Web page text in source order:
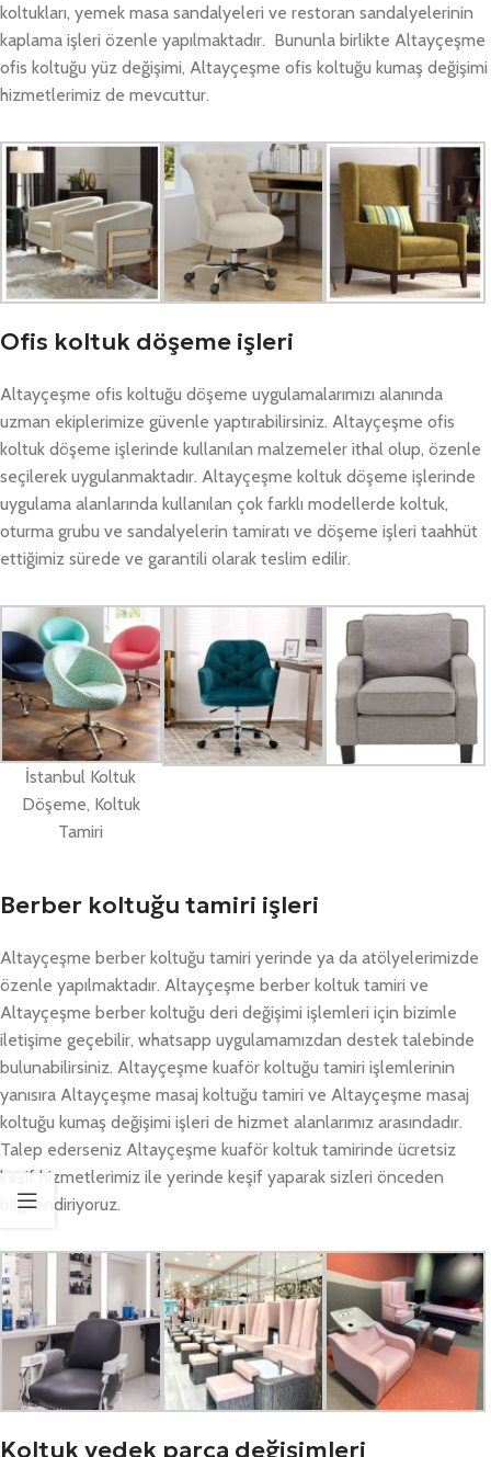
koltukları, yemek masa sandalyeleri ve restoran sandalyelerinin
kaplama işleri özenle yapılmaktadır. Bununla birlikte Altayçeşme
ofis koltuğu yüz değişimi, Altayçeşme ofis koltuğu kumaş değişimi
hizmetlerimiz de mevcuttur.
Ofis koltuk döşeme işleri
Altayçeşme ofis koltuğu döşeme uygulamalarımızı alanında
uzman ekiplerimize güvenle yaptırabilirsiniz. Altayçeşme ofis
koltuk döşeme işlerinde kullanılan malzemeler ithal olup, özenle
seçilerek uygulanmaktadır. Altayçeşme koltuk döşeme işlerinde
uygulama alanlarında kullanılan çok farklı modellerde koltuk,
oturma grubu ve sandalyelerin tamiratı ve döşeme işleri taahhüt
ettiğimiz sürede ve garantili olarak teslim edilir.
İstanbul Koltuk
Döşeme, Koltuk
Tamiri
Berber koltuğu tamiri işleri
Altayçeşme berber koltuğu tamiri yerinde ya da atölyelerimizde
özenle yapılmaktadır. Altayçeşme berber koltuk tamiri ve
Altayçeşme berber koltuğu deri değişimi işlemleri için bizimle
iletişime geçebilir, whatsapp uygulamamızdan destek talebinde
bulunabilirsiniz. Altayçeşme kuaför koltuğu tamiri işlemlerinin
yanısıra Altayçeşme masaj koltuğu tamiri ve Altayçeşme masaj
koltuğu kumaş değişimi işleri de hizmet alanlarımız arasındadır.
Talep ederseniz Altayçeşme kuaför koltuk tamirinde ücretsiz
keşif hizmetlerimiz ile yerinde keşif yaparak sizleri önceden
bilgilendiriyoruz.
Koltuk yedek parça değişimleri